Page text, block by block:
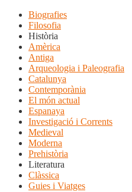
Biografies
Filosofia
Història
Amèrica
Antiga
Arqueologia i Paleografia
Catalunya
Contemporània
El món actual
Espanaya
Investigació i Corrents
Medieval
Moderna
Prehistòria
Literatura
Clàssica
Guies i Viatges